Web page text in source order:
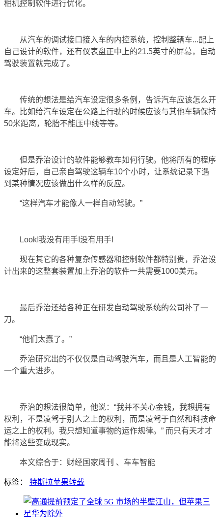
相机控制软件进行优化。
从汽车的调试接口接入车的内控系统，控制整辆车...配上
自己设计的软件，还有仪表盘正中上的21.5英寸的屏幕，自动
驾驶装置就完成了。
传统的想法是给汽车设定很多条例，告诉汽车应该怎么开
车。比如给汽车设定在公路上行驶的时候应该与其他车辆保持
50米距离，轮胎不能压中线等等。
但是乔治设计的软件能够教车如何行驶。他将所有的程序
设定好后，自己亲自驾驶这辆车10个小时，让系统记录下遇
到某种情况应该做出什么样的反应。
“这样汽车才能像人一样自动驾驶。”
Look!我没有用手!没有用手!
现在其它的各种复杂传感器和控制软件都特别贵，乔治设
计出来的这整套装置加上乔治的软件一共需要1000美元。
最后乔治还给各种正在研发自动驾驶系统的公司补了一
刀。
“他们太蠢了。”
乔治研究出的不仅仅是自动驾驶汽车，而且是人工智能的
一个重大进步。
乔治的想法很简单，他说：“我并不关心金钱，我想拥有
权利，不是凌驾于别人之上的权利，而是凌驾于自然和科技命
运之上的权利。我只想知道事物的运作规律。” 而只有天才才
能将这些变成现实。
本文综合于：财经国家周刊 、车车智能
标签： 特斯拉苹果转载